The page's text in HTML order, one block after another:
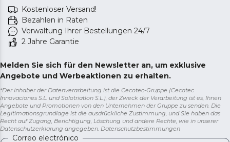
Kostenloser Versand!
Bezahlen in Raten
Verwaltung Ihrer Bestellungen 24/7
2 Jahre Garantie
Melden Sie sich für den Newsletter an, um exklusive
Angebote und Werbeaktionen zu erhalten.
*Der Inhaber der Datenverarbeitung ist die Cecotec-Gruppe (Cecotec
Innovaciones S.L. und Solotriatlon S.L.), der Zweck der Verarbeitung ist es, Ihnen
Angebote und Promotionen von den Unternehmen der Gruppe zu senden. Die
Legitimationsgrundlage ist die ausdrückliche Zustimmung, und Sie haben das
Recht auf Zugang, Berichtigung, Löschung und andere Rechte, wie in unserer
Datenschutzerklärung angegeben. Datenschutzbestimmungen
Correo electrónico